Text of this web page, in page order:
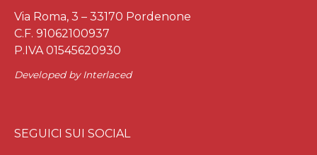
Via Roma, 3 – 33170 Pordenone
C.F. 91062100937
P.IVA 01545620930
Developed by Interlaced
SEGUICI SUI SOCIAL